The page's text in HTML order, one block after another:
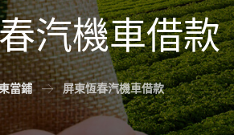
汽機車借款
當鋪 屏東恆春汽機車借款